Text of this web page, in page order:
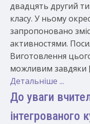
двадцять другий
класу. У ньому
запропоновано
активностями.
Виготовлення
можливим завдяки
Детальніше ...
До уваги
інтегрованого